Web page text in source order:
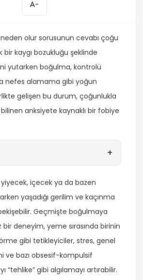
-
olur sorusunun cevabı çoğu
bir kaygı bozukluğu şeklinde
yutarken boğulma, kontrolü
nefes alamama gibi yoğun
gelişen bu durum, çoğunlukla
anksiyete kaynaklı bir fobiye
+
yiyecek, içecek ya da bazen
yaşadığı gerilim ve kaçınma
Geçmişte boğulmaya
deneyim, yeme sırasında birinin
gibi tetikleyiciler, stres, genel
ve bazı obsesif-kompulsif
“tehlike” gibi algılamayı artırabilir.